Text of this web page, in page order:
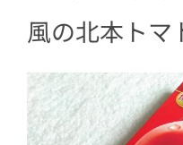
風の北本トマ